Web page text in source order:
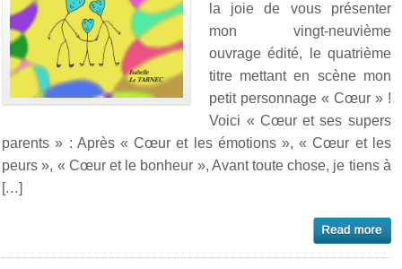
la joie de vous présenter
mon vingt-neuvième
ouvrage édité, le quatrième
titre mettant en scène mon
petit personnage « Cœur » !
Voici « Cœur et ses supers
parents » : Après « Cœur et les émotions », « Cœur et les
peurs », « Cœur et le bonheur », Avant toute chose, je tiens à
[…]